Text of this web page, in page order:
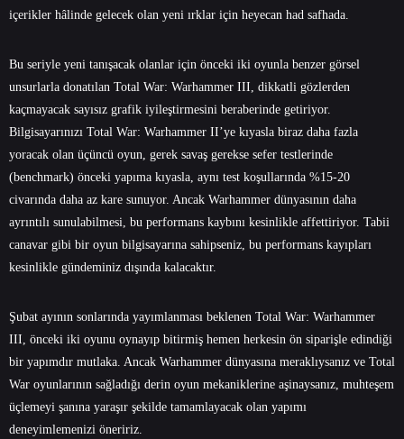
içerikler hâlinde gelecek olan yeni ırklar için heyecan had safhada.
Bu seriyle yeni tanışacak olanlar için önceki iki oyunla benzer görsel
unsurlarla donatılan Total War: Warhammer III, dikkatli gözlerden
kaçmayacak sayısız grafik iyileştirmesini beraberinde getiriyor.
Bilgisayarınızı Total War: Warhammer II’ye kıyasla biraz daha fazla
yoracak olan üçüncü oyun, gerek savaş gerekse sefer testlerinde
(benchmark) önceki yapıma kıyasla, aynı test koşullarında %15-20
civarında daha az kare sunuyor. Ancak Warhammer dünyasının daha
ayrıntılı sunulabilmesi, bu performans kaybını kesinlikle affettiriyor. Tabii
canavar gibi bir oyun bilgisayarına sahipseniz, bu performans kayıpları
kesinlikle gündeminiz dışında kalacaktır.
Şubat ayının sonlarında yayımlanması beklenen Total War: Warhammer
III, önceki iki oyunu oynayıp bitirmiş hemen herkesin ön siparişle edindiği
bir yapımdır mutlaka. Ancak Warhammer dünyasına meraklıysanız ve Total
War oyunlarının sağladığı derin oyun mekaniklerine aşinaysanız, muhteşem
üçlemeyi şanına yaraşır şekilde tamamlayacak olan yapımı
deneyimlemenizi öneririz.